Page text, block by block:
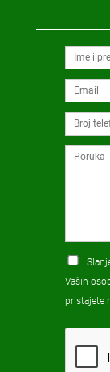
Vaših
pristajete